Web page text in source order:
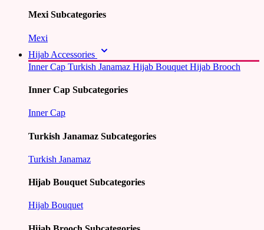
Mexi Subcategories
Mexi
Hijab Accessories
Inner Cap Turkish Janamaz Hijab Bouquet Hijab Brooch
Inner Cap Subcategories
Inner Cap
Turkish Janamaz Subcategories
Turkish Janamaz
Hijab Bouquet Subcategories
Hijab Bouquet